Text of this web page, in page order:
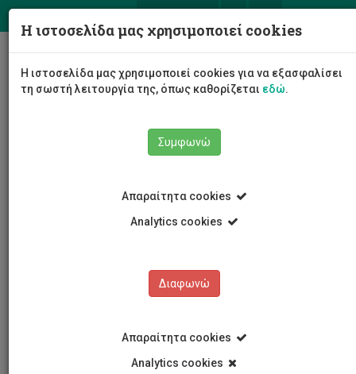
Η ιστοσελίδα μας χρησιμοποιεί cookies
Η ιστοσελίδα μας χρησιμοποιεί cookies για να εξασφαλίσει
τη σωστή λειτουργία της, όπως καθορίζεται εδώ.
Συμφωνώ
Απαραίτητα cookies
Analytics cookies
Διαφωνώ
Απαραίτητα cookies
Analytics cookies